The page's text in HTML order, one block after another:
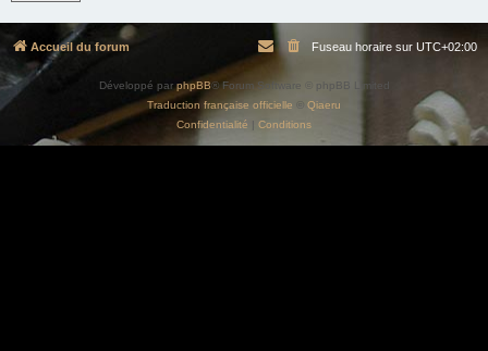
Accueil du forum Fuseau horaire sur UTC+02:00
Développé par phpBB® Forum Software © phpBB Limited
Traduction française officielle © Qiaeru
Confidentialité | Conditions